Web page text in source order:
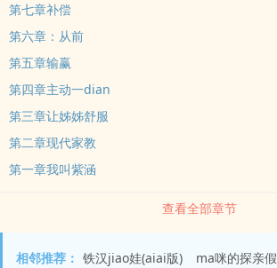
第七章补偿
第六章：从前
第五章输赢
第四章主动一dian
第三章让姊姊舒服
第二章现代家教
第一章我叫紫涵
查看全部章节
相邻推荐： 铁汉jiao娃(aiai版) ma咪的探亲假